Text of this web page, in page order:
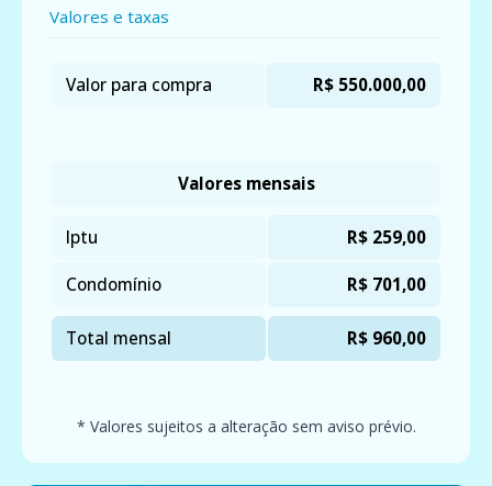
Valores e taxas
Valor para compra R$ 550.000,00
Valores mensais
Iptu R$ 259,00
Condomínio R$ 701,00
Total mensal R$ 960,00
* Valores sujeitos a alteração sem aviso prévio.